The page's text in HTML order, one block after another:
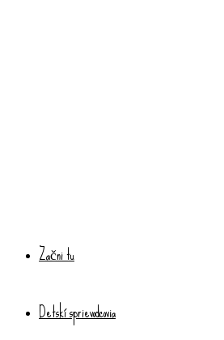
Začni tu
Detskí sprievodcovia